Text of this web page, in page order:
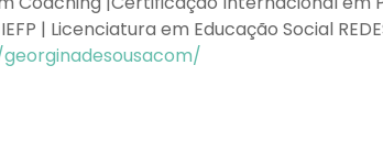
| Licenciatura em Educação Social